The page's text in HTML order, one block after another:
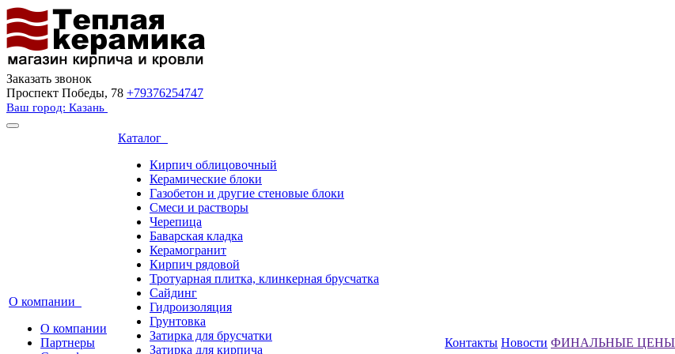
Заказать звонок
Проспект Победы, 78 +79376254747
Ваш город: Казань
О компании
О компании
Партнеры
Каталог
Кирпич облицовочный
Керамические блоки
Газобетон и другие стеновые блоки
Смеси и растворы
Черепица
Баварская кладка
Керамогранит
Кирпич рядовой
Тротуарная плитка, клинкерная брусчатка
Сайдинг
Гидроизоляция
Грунтовка
Затирка для брусчатки
Затирка для кирпича
Контакты Новости ФИНАЛЬНЫЕ